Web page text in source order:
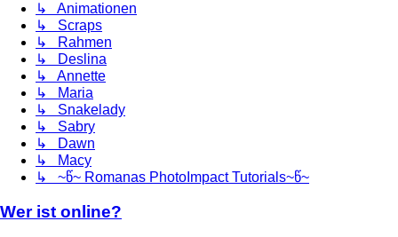
↳ Animationen
↳ Scraps
↳ Rahmen
↳ Deslina
↳ Annette
↳ Maria
↳ Snakelady
↳ Sabry
↳ Dawn
↳ Macy
↳ ~წ~ Romanas PhotoImpact Tutorials~წ~
Wer ist online?